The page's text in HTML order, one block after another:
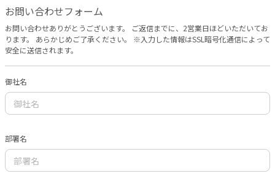
お問い合わせフォーム
お問い合わせありがとうございます。 ご返信までに、2営業日ほどいただいてお
ります。 あらかじめご了承ください。 ※入力した情報はSSL暗号化通信によって
安全に送信されます。
御社名
部署名